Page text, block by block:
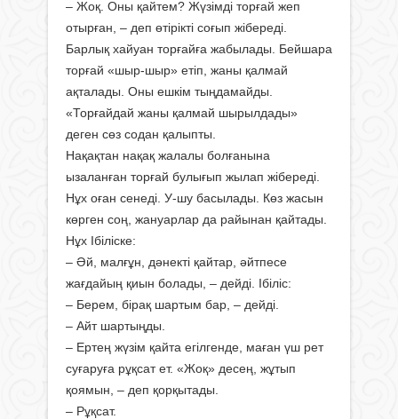
– Жоқ. Оны қайтем? Жүзімді торғай жеп
отырған, – деп өтірікті соғып жібереді.
Барлық хайуан торғайға жабылады. Бейшара
торғай «шыр-шыр» етіп, жаны қалмай
ақталады. Оны ешкім тыңдамайды.
«Торғайдай жаны қалмай шырылдады»
деген сөз содан қалыпты.
Нақақтан нақақ жалалы болғанына
ызаланған торғай булығып жылап жібереді.
Нұх оған сенеді. У-шу басылады. Көз жасын
көрген соң, жануарлар да райынан қайтады.
Нұх Ібіліске:
– Әй, малғұн, дәнекті қайтар, әйтпесе
жағдайың қиын болады, – дейді. Ібіліс:
– Берем, бірақ шартым бар, – дейді.
– Айт шартыңды.
– Ертең жүзім қайта егілгенде, маған үш рет
суғаруға рұқсат ет. «Жоқ» десең, жұтып
қоямын, – деп қорқытады.
– Рұқсат.